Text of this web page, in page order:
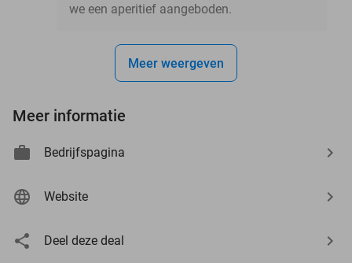
we een aperitief aangeboden.
Meer weergeven
Meer informatie
Bedrijfspagina
Website
Deel deze deal